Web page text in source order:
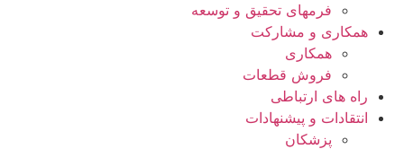
فرمهای تحقیق و توسعه
همکاری و مشارکت
همکاری
فروش قطعات
راه های ارتباطی
انتقادات و پيشنهادات
پزشكان